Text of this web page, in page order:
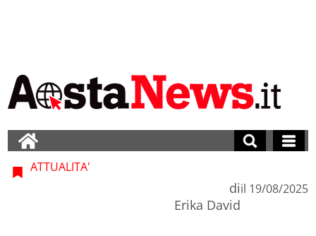
ATTUALITA'
di
Erika David
il 19/08/2025